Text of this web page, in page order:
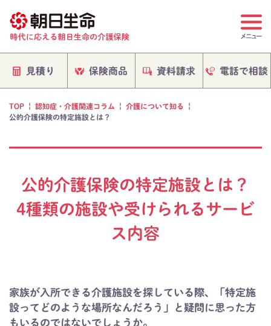
見積り 保険商品 資料請求 電話で相談
TOP | 認知症・介護関連コラム | 介護について知る |
公的介護保険の特定施設とは？
公的介護保険の特定施設とは？
4種類の施設や受けられるサービ
ス内容
家族が入所できる介護施設を探している際、「特定施
設ってどのような場所なんだろう」と疑問に思った方
もいるのではないでしょうか。